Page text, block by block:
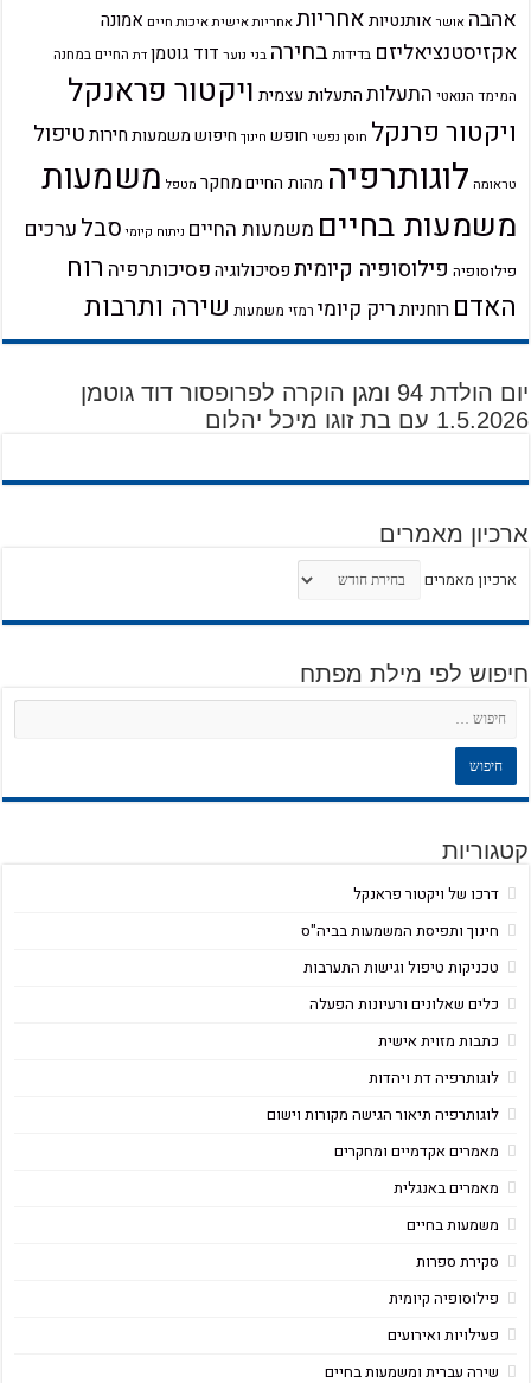
אהבה אושר אותנטיותאחריותאחריות אישיתאיכות חיים אמונה
אקזיסטנציאליזם בדידותבחירה בני נוער דוד גוטמן דת החיים במחנה
המימד הנואטי התעלותהתעלות עצמית ויקטור פראנקל
ויקטור פרנקל חוסן נפשי חופש חינוך חיפוש משמעותחירותטיפול
טראומה לוגותרפיה מהות החייםמחקר מטפל משמעות
משמעות בחיים משמעות החיים ניתוח קיומי סבלערכים
פילוסופיה פילוסופיה קיומיתפסיכולוגיהפסיכותרפיה רוח
האדם רוחניותריק קיומי רמזי משמעות שירה ותרבות
יום הולדת 94 ומגן הוקרה לפרופסור דוד גוטמן
1.5.2026 עם בת זוגו מיכל יהלום
ארכיון מאמרים
ארכיון מאמרים
חיפוש לפי מילת מפתח
קטגוריות
דרכו של ויקטור פראנקל
חינוך ותפיסת המשמעות בביה"ס
טכניקות טיפול וגישות התערבות
כלים שאלונים ורעיונות הפעלה
כתבות מזוית אישית
לוגותרפיה דת ויהדות
לוגותרפיה תיאור הגישה מקורות וישום
מאמרים אקדמיים ומחקרים
מאמרים באנגלית
משמעות בחיים
סקירת ספרות
פילוסופיה קיומית
פעילויות ואירועים
שירה עברית ומשמעות בחיים